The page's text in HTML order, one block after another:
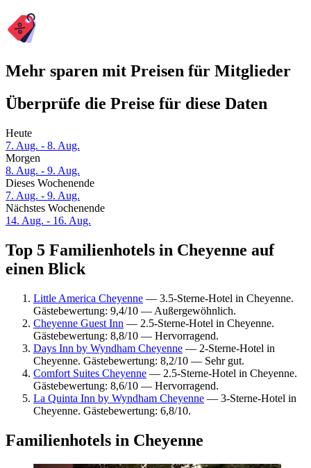
Mehr sparen mit Preisen für Mitglieder
Überprüfe die Preise für diese Daten
Heute
7. Aug. - 8. Aug.
Morgen
8. Aug. - 9. Aug.
Dieses Wochenende
7. Aug. - 9. Aug.
Nächstes Wochenende
14. Aug. - 16. Aug.
Top 5 Familienhotels in Cheyenne auf
einen Blick
Little America Cheyenne — 3.5-Sterne-Hotel in Cheyenne.
Gästebewertung: 9,4/10 — Außergewöhnlich.
Cheyenne Guest Inn — 2.5-Sterne-Hotel in Cheyenne.
Gästebewertung: 8,8/10 — Hervorragend.
Days Inn by Wyndham Cheyenne — 2-Sterne-Hotel in
Cheyenne. Gästebewertung: 8,2/10 — Sehr gut.
Comfort Suites Cheyenne — 2.5-Sterne-Hotel in Cheyenne.
Gästebewertung: 8,6/10 — Hervorragend.
La Quinta Inn by Wyndham Cheyenne — 3-Sterne-Hotel in
Cheyenne. Gästebewertung: 6,8/10.
Familienhotels in Cheyenne